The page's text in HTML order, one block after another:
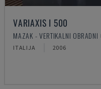
VARIAXIS I 500
MAZAK - VERTIKALNI OBRADNI
ITALIJA 2006